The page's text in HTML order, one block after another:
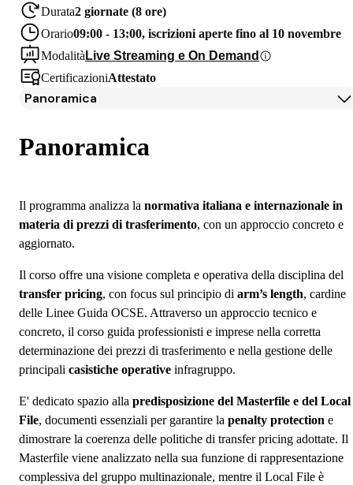
Durata2 giornate (8 ore)
Orario09:00 - 13:00, iscrizioni aperte fino al 10 novembre
Modalità Live Streaming e On Demand
CertificazioniAttestato
Panoramica
Programma
Docenti
Panoramica
Il programma analizza la normativa italiana e internazionale in
materia di prezzi di trasferimento, con un approccio concreto e
aggiornato.
Il corso offre una visione completa e operativa della disciplina del
transfer pricing, con focus sul principio di arm’s length, cardine
delle Linee Guida OCSE. Attraverso un approccio tecnico e
concreto, il corso guida professionisti e imprese nella corretta
determinazione dei prezzi di trasferimento e nella gestione delle
principali casistiche operative infragruppo.
E' dedicato spazio alla predisposizione del Masterfile e del Local
File, documenti essenziali per garantire la penalty protection e
dimostrare la coerenza delle politiche di transfer pricing adottate. Il
Masterfile viene analizzato nella sua funzione di rappresentazione
complessiva del gruppo multinazionale, mentre il Local File è